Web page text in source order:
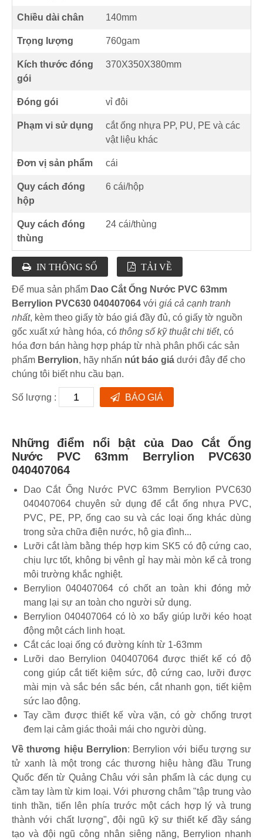
Chiều dài chân 140mm
Trọng lượng 760gam
Kích thước đóng
gói
370X350X380mm
Đóng gói vỉ đôi
Phạm vi sử dụng
cắt ống nhựa PP, PU, ​​PE và các
vật liệu khác
Đơn vị sản phẩm cái
Quy cách đóng
hộp
6 cái/hộp
Quy cách đóng
thùng
24 cái/thùng
IN THÔNG SỐ TẢI VỀ
Để mua sản phẩm Dao Cắt Ống Nước PVC 63mm
Berrylion PVC630 040407064 với giá cả cạnh tranh
nhất, kèm theo giấy tờ báo giá đầy đủ, có giấy tờ nguồn
gốc xuất xứ hàng hóa, có thông số kỹ thuật chi tiết, có
hóa đơn bán hàng hợp pháp từ nhà phân phối các sản
phẩm Berrylion, hãy nhấn nút báo giá dưới đây để cho
chúng tôi biết nhu cầu bạn.
Số lượng : BÁO GIÁ
Những điểm nổi bật của Dao Cắt Ống
Nước PVC 63mm Berrylion PVC630
040407064
Dao Cắt Ống Nước PVC 63mm Berrylion PVC630
040407064 chuyên sử dụng để cắt ống nhựa PVC,
PVC, PE, PP, ống cao su và các loại ống khác dùng
trong sửa chữa điện nước, hộ gia đình...
Lưỡi cắt làm bằng thép hợp kim SK5 có độ cứng cao,
chịu lực tốt, không bị vênh gỉ hay mài mòn kể cả trong
môi trường khắc nghiệt.
Berrylion 040407064 có chốt an toàn khi đóng mở
mang lại sự an toàn cho người sử dụng.
Berrylion 040407064 có lò xo bẩy giúp lưỡi kéo hoạt
động một cách linh hoạt.
Cắt các loại ống có đường kính từ 1-63mm
Lưỡi dao Berrylion 040407064 được thiết kế có độ
cong giúp cắt tiết kiệm sức, độ cứng cao, lưỡi được
mài mịn và sắc bén sắc bén, cắt nhanh gọn, tiết kiệm
sức lao động.
Tay cầm được thiết kế vừa vặn, có gờ chống trượt
đem lại cảm giác thoải mái cho người dùng.
Về thương hiệu Berrylion: Berrylion với biểu tượng sư
tử xanh là một trong các thương hiệu hàng đầu Trung
Quốc đến từ Quảng Châu với sản phẩm là các dụng cụ
cầm tay làm từ kim loại. Với phương châm "tập trung vào
tinh thần, tiến lên phía trước một cách hợp lý và trung
thành với chất lượng", đội ngũ kỹ sư thiết kế đầy sáng
tạo và đội ngũ công nhân siêng năng, Berrylion nhanh